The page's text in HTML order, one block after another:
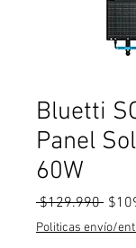
Bluetti
Panel
60W
$129.990
Politicas envío/